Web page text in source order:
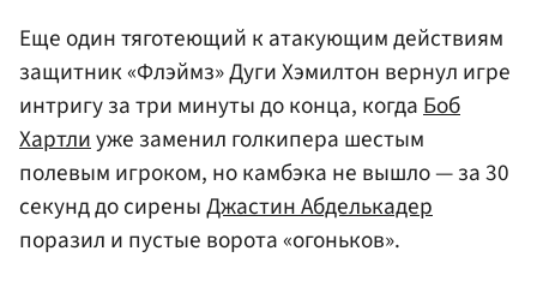
Еще один тяготеющий к атакующим действиям
защитник «Флэймз» Дуги Хэмилтон вернул игре
интригу за три минуты до конца, когдаБоб
Хартлиуже заменил голкипера шестым
полевым игроком, но камбэка не вышло — за 30
секунд до сиреныДжастин Абделькадер
поразил и пустые ворота «огоньков».